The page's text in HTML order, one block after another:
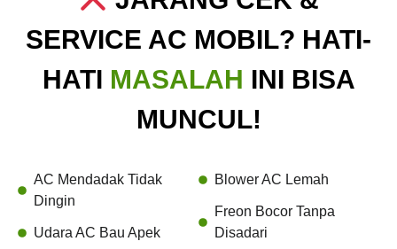
SERVICE AC MOBIL? HATI-
HATI MASALAH INI BISA
MUNCUL!
AC Mendadak Tidak
Dingin
Udara AC Bau Apek
Blower AC Lemah
Freon Bocor Tanpa
Disadari